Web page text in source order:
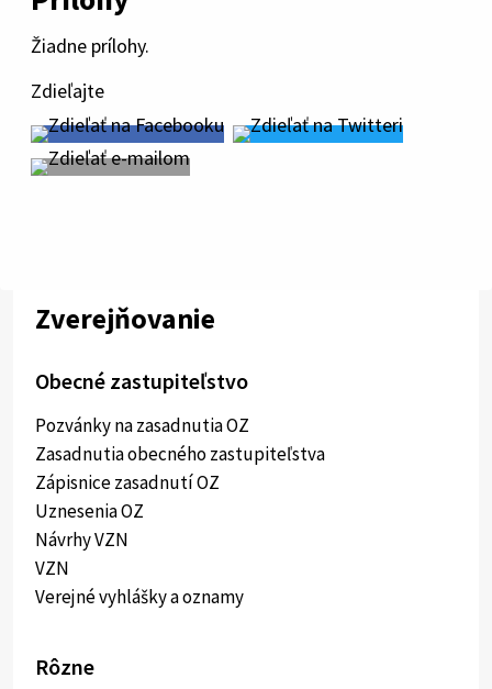
Žiadne prílohy.
Zdieľajte
Zverejňovanie
Obecné zastupiteľstvo
Pozvánky na zasadnutia OZ
Zasadnutia obecného zastupiteľstva
Zápisnice zasadnutí OZ
Uznesenia OZ
Návrhy VZN
VZN
Verejné vyhlášky a oznamy
Rôzne